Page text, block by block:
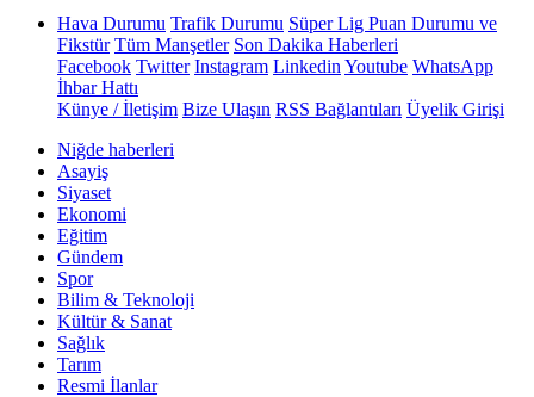
Hava Durumu Trafik Durumu Süper Lig Puan Durumu ve
Fikstür Tüm Manşetler Son Dakika Haberleri
Facebook Twitter Instagram Linkedin Youtube WhatsApp
İhbar Hattı
Künye / İletişim Bize Ulaşın RSS Bağlantıları Üyelik Girişi
Niğde haberleri
Asayiş
Siyaset
Ekonomi
Eğitim
Gündem
Spor
Bilim & Teknoloji
Kültür & Sanat
Sağlık
Tarım
Resmi İlanlar